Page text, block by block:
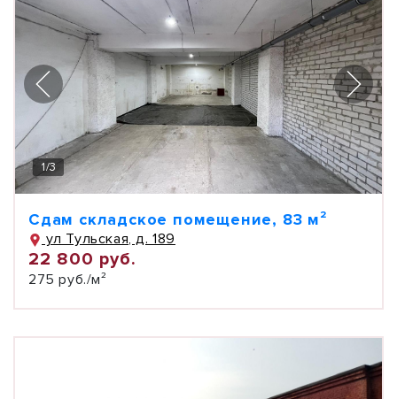
1/3
Сдам складское помещение, 83 м²
ул Тульская, д. 189
22 800 руб.
275 руб./м²